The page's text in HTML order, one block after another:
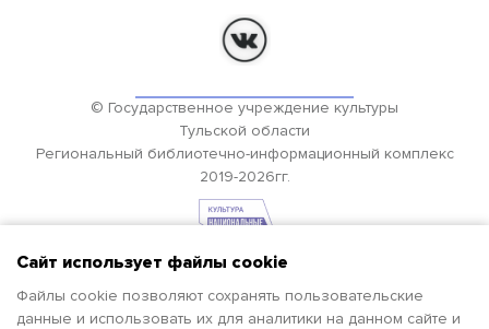
Сайт использует файлы cookie
Файлы cookie позволяют сохранять пользовательские
данные и использовать их для аналитики на данном сайте и
© Государственное учреждение культуры
Тульской области
Региональный библиотечно-информационный комплекс
2019-2026гг.